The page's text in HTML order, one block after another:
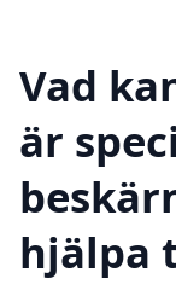
Vad
är
hjälpa